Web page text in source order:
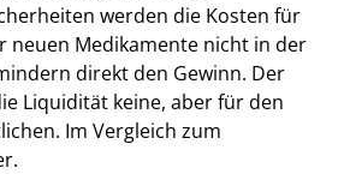
werden die Kosten für
neuen Medikamente nicht in der
direkt den Gewinn. Der
Liquidität keine, aber für den
Im Vergleich zum